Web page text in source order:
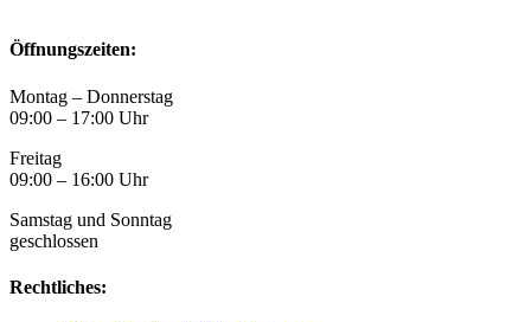
Öffnungszeiten:
Montag – Donnerstag
09:00 – 17:00 Uhr
Freitag
09:00 – 16:00 Uhr
Samstag und Sonntag
geschlossen
Rechtliches: